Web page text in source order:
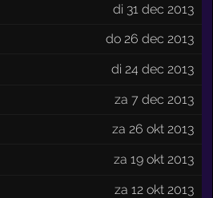
di 31 dec 2013
do 26 dec 2013
di 24 dec 2013
za 7 dec 2013
za 26 okt 2013
za 19 okt 2013
za 12 okt 2013